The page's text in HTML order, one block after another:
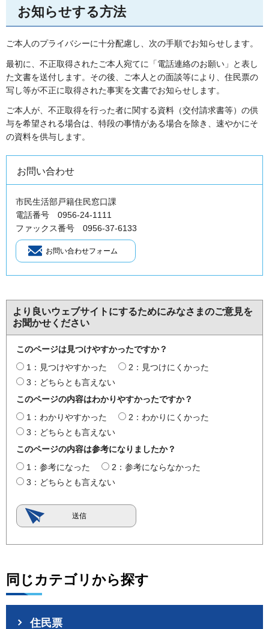
お知らせする方法
ご本人のプライバシーに十分配慮し、次の手順でお知らせします。
最初に、不正取得されたご本人宛てに「電話連絡のお願い」と表し
た文書を送付します。その後、ご本人との面談等により、住民票の
写し等が不正に取得された事実を文書でお知らせします。
ご本人が、不正取得を行った者に関する資料（交付請求書等）の供
与を希望される場合は、特段の事情がある場合を除き、速やかにそ
の資料を供与します。
お問い合わせ
市民生活部戸籍住民窓口課
電話番号 0956-24-1111
ファックス番号 0956-37-6133
より良いウェブサイトにするためにみなさまのご意見を
お聞かせください
このページは見つけやすかったですか？
1：見つけやすかった
2：見つけにくかった
3：どちらとも言えない
このページの内容はわかりやすかったですか？
1：わかりやすかった
2：わかりにくかった
3：どちらとも言えない
このページの内容は参考になりましたか？
1：参考になった
2：参考にならなかった
3：どちらとも言えない
同じカテゴリから探す
住民票